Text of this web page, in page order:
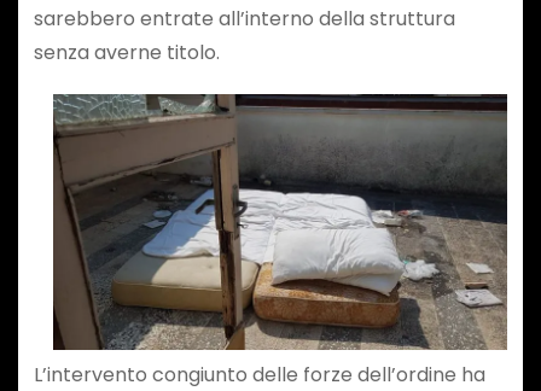
sarebbero entrate all’interno della struttura
senza averne titolo.
L’intervento congiunto delle forze dell’ordine ha